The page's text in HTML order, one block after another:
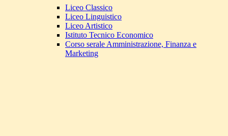
Liceo Classico
Liceo Linguistico
Liceo Artistico
Istituto Tecnico Economico
Corso serale Amministrazione, Finanza e
Marketing